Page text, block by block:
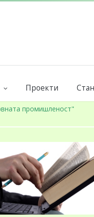
Проекти
промишленост"